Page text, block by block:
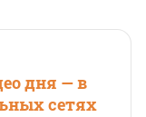
дня — в
сетях